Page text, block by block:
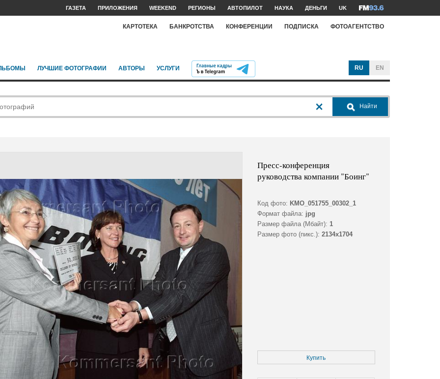
ГАЗЕТА ПРИЛОЖЕНИЯ WEEKEND РЕГИОНЫ АВТОПИЛОТ НАУКА ДЕНЬГИ UK
КАРТОТЕКА БАНКРОТСТВА КОНФЕРЕНЦИИ ПОДПИСКА ФОТОАГЕНТСТВО
ЛУЧШИЕ ФОТОГРАФИИ АВТОРЫ УСЛУГИ RU EN
Найти
Пресс-конференция
руководства компании "Боинг"
Код фото: KMO_051755_00302_1
Формат файла: jpg
Размер файла (Мбайт): 1
Размер фото (пикс.): 2134x1704
Купить